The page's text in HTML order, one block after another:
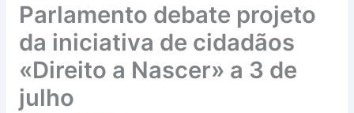
Parlamento debate projeto
da iniciativa de cidadãos
«Direito a Nascer» a 3 de
julho